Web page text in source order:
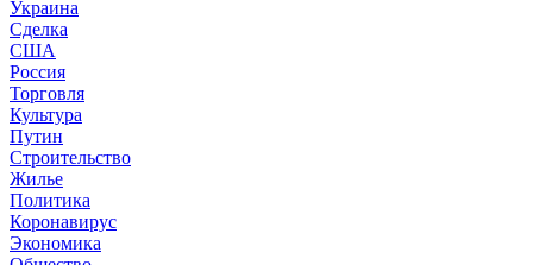
Украина
Сделка
США
Россия
Торговля
Культура
Путин
Строительство
Жилье
Политика
Коронавирус
Экономика